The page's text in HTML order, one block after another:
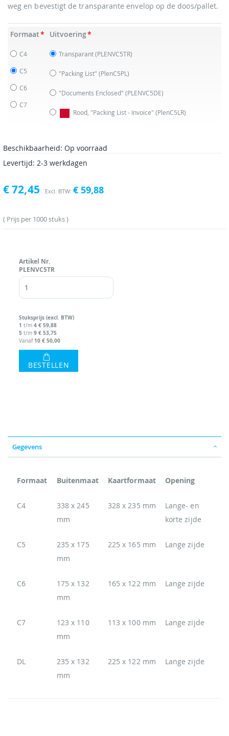
weg en bevestigt de transparante envelop op de doos/pallet.
Formaat
C4
C5
C6
C7
Uitvoering
Transparant(PLENVC5TR)
"Packing List" (PlenC5PL)
"Documents Enclosed" (PLENVC5DE)
Rood, "Packing List - Invoice" (PlenC5LR)
Beschikbaarheid: Op voorraad
Levertijd: 2-3 werkdagen
€ 72,45 € 59,88
Prijs per 1000 stuks
Artikel Nr.
PLENVC5TR
Stuksprijs (excl. BTW)
1 t/m 4 € 59,88
5 t/m 9 € 53,75
Vanaf 10 € 50,00
BESTELLEN
Gegevens
Formaat Buitenmaat Kaartformaat Opening
C4
338 x 245
mm
328 x 235 mm
Lange- en
korte zijde
C5
235 x 175
mm
225 x 165 mm Lange zijde
C6
175 x 132
mm
165 x 122 mm Lange zijde
C7
123 x 110
mm
113 x 100 mm Lange zijde
DL
235 x 132
mm
225 x 122 mm Lange zijde